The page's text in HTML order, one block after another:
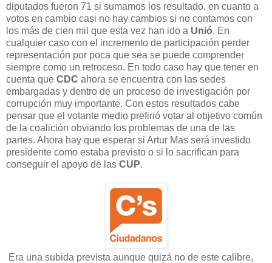
diputados fueron 71 si sumamos los resultado. en cuanto a
votos en cambio casi no hay cambios si no contamos con
los más de cien mil que esta vez han ido a Unió. En
cualquier caso con el incremento de participación perder
representación por poca que sea se puede comprender
siempre como un retroceso. En todo caso hay que tener en
cuenta que CDC ahora se encuentra con las sedes
embargadas y dentro de un proceso de investigación por
corrupción muy importante. Con estos resultados cabe
pensar que el votante medio prefirió votar al objetivo común
de la coalición obviando los problemas de una de las
partes. Ahora hay que esperar si Artur Mas será investido
presidente como estaba previsto o si lo sacrifican para
conseguir el apoyo de las CUP.
Era una subida prevista aunque quizá no de este calibre,